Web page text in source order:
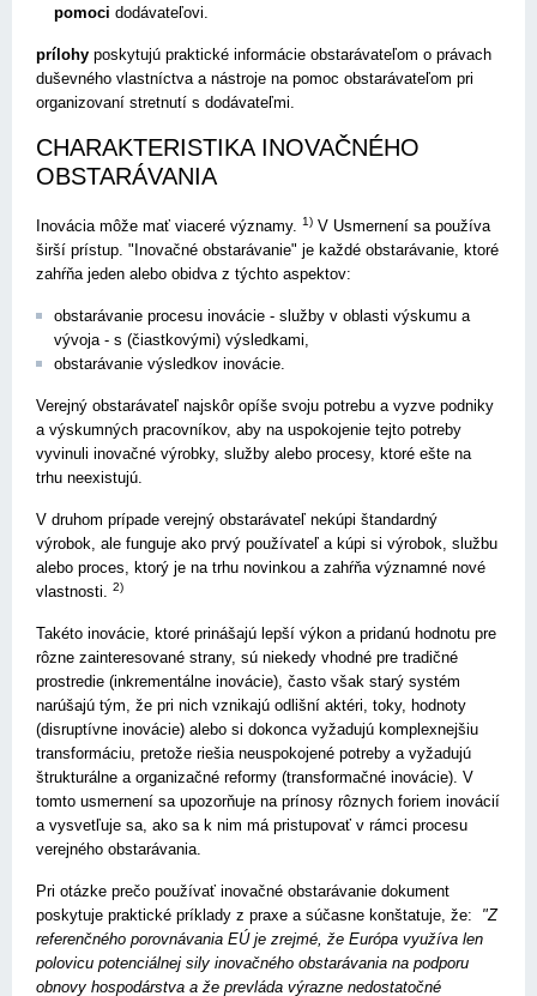
pomoci dodávateľovi.
prílohy poskytujú praktické informácie obstarávateľom o právach
duševného vlastníctva a nástroje na pomoc obstarávateľom pri
organizovaní stretnutí s dodávateľmi.
CHARAKTERISTIKA INOVAČNÉHO
OBSTARÁVANIA
Inovácia môže mať viaceré významy. 1) V Usmernení sa používa
širší prístup. "Inovačné obstarávanie" je každé obstarávanie, ktoré
zahŕňa jeden alebo obidva z týchto aspektov:
obstarávanie procesu inovácie - služby v oblasti výskumu a
vývoja - s (čiastkovými) výsledkami,
obstarávanie výsledkov inovácie.
Verejný obstarávateľ najskôr opíše svoju potrebu a vyzve podniky
a výskumných pracovníkov, aby na uspokojenie tejto potreby
vyvinuli inovačné výrobky, služby alebo procesy, ktoré ešte na
trhu neexistujú.
V druhom prípade verejný obstarávateľ nekúpi štandardný
výrobok, ale funguje ako prvý používateľ a kúpi si výrobok, službu
alebo proces, ktorý je na trhu novinkou a zahŕňa významné nové
vlastnosti. 2)
Takéto inovácie, ktoré prinášajú lepší výkon a pridanú hodnotu pre
rôzne zainteresované strany, sú niekedy vhodné pre tradičné
prostredie (inkrementálne inovácie), často však starý systém
narúšajú tým, že pri nich vznikajú odlišní aktéri, toky, hodnoty
(disruptívne inovácie) alebo si dokonca vyžadujú komplexnejšiu
transformáciu, pretože riešia neuspokojené potreby a vyžadujú
štrukturálne a organizačné reformy (transformačné inovácie). V
tomto usmernení sa upozorňuje na prínosy rôznych foriem inovácií
a vysvetľuje sa, ako sa k nim má pristupovať v rámci procesu
verejného obstarávania.
Pri otázke prečo používať inovačné obstarávanie dokument
poskytuje praktické príklady z praxe a súčasne konštatuje, že: "Z
referenčného porovnávania EÚ je zrejmé, že Európa využíva len
polovicu potenciálnej sily inovačného obstarávania na podporu
obnovy hospodárstva a že prevláda výrazne nedostatočné